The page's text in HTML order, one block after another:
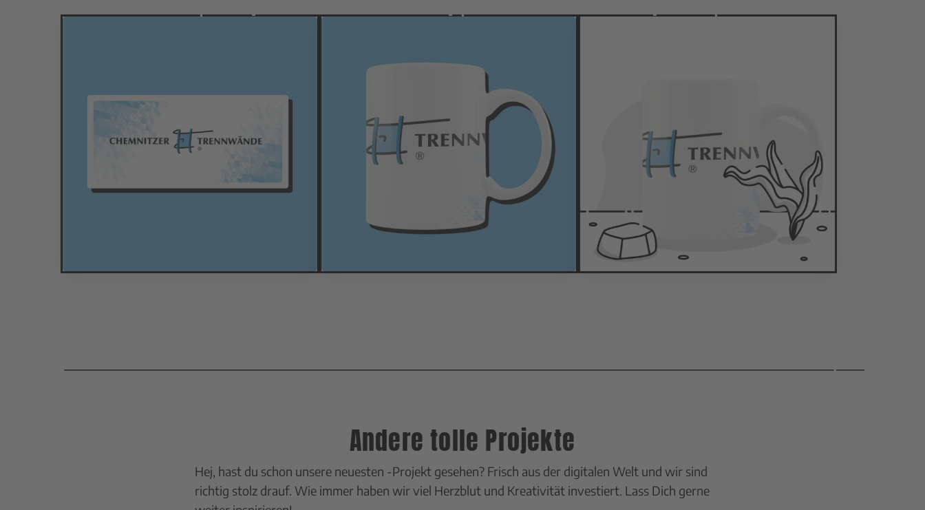
Andere tolle Projekte
Hej, hast du schon unsere neuesten -Projekt gesehen? Frisch aus der digitalen Welt und wir sind
richtig stolz drauf. Wie immer haben wir viel Herzblut und Kreativität investiert. Lass Dich gerne